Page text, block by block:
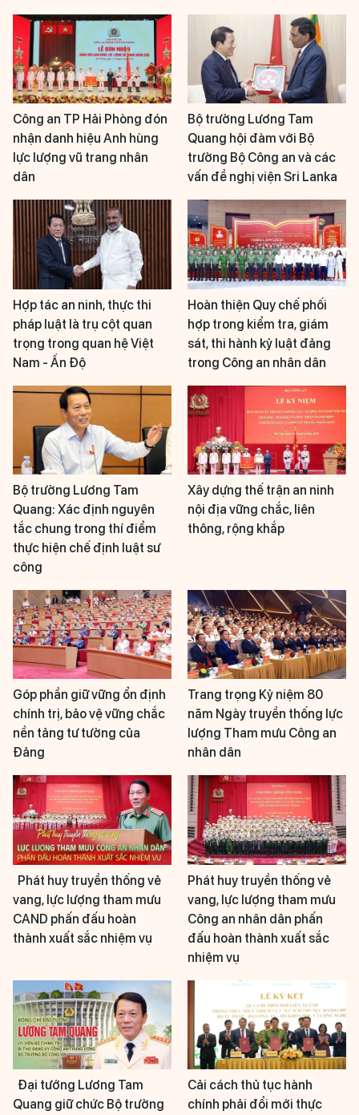
Công an TP Hải Phòng đón
nhận danh hiệu Anh hùng
lực lượng vũ trang nhân
dân
Bộ trưởng Lương Tam
Quang hội đàm với Bộ
trưởng Bộ Công an và các
vấn đề nghị viện Sri Lanka
Hợp tác an ninh, thực thi
pháp luật là trụ cột quan
trọng trong quan hệ Việt
Nam - Ấn Độ
Hoàn thiện Quy chế phối
hợp trong kiểm tra, giám
sát, thi hành kỷ luật đảng
trong Công an nhân dân
Bộ trưởng Lương Tam
Quang: Xác định nguyên
tắc chung trong thí điểm
thực hiện chế định luật sư
công
Xây dựng thế trận an ninh
nội địa vững chắc, liên
thông, rộng khắp
Góp phần giữ vững ổn định
chính trị, bảo vệ vững chắc
nền tảng tư tưởng của
Đảng
Trang trọng Kỷ niệm 80
năm Ngày truyền thống lực
lượng Tham mưu Công an
nhân dân
Phát huy truyền thống vẻ
vang, lực lượng tham mưu
CAND phấn đấu hoàn
thành xuất sắc nhiệm vụ
Phát huy truyền thống vẻ
vang, lực lượng tham mưu
Công an nhân dân phấn
đấu hoàn thành xuất sắc
nhiệm vụ
Đại tướng Lương Tam
Quang giữ chức Bộ trưởng
Cải cách thủ tục hành
chính phải đổi mới thực